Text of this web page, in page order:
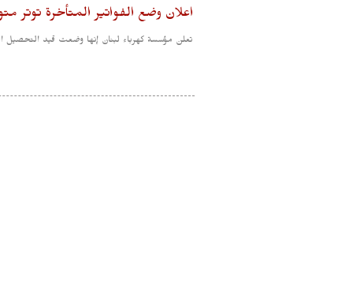
اعلان وضع الفواتير المتأخرة توتر
تعلن مؤسسة كهرباء لبنان إنها وضعت قيد التحصيل